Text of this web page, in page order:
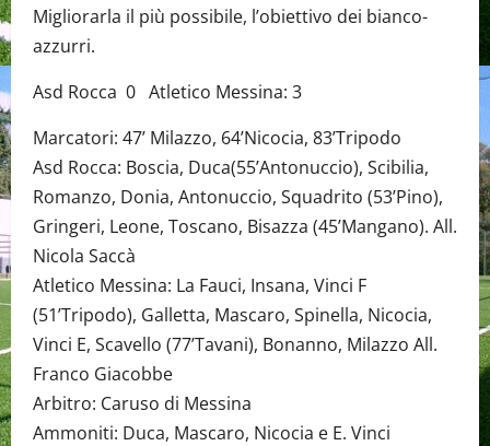
Migliorarla il più possibile, l’obiettivo dei bianco-
azzurri.
Asd Rocca 0 Atletico Messina: 3
Marcatori: 47’ Milazzo, 64’Nicocia, 83’Tripodo
Asd Rocca: Boscia, Duca(55’Antonuccio), Scibilia,
Romanzo, Donia, Antonuccio, Squadrito (53’Pino),
Gringeri, Leone, Toscano, Bisazza (45’Mangano). All.
Nicola Saccà
Atletico Messina: La Fauci, Insana, Vinci F
(51’Tripodo), Galletta, Mascaro, Spinella, Nicocia,
Vinci E, Scavello (77’Tavani), Bonanno, Milazzo All.
Franco Giacobbe
Arbitro: Caruso di Messina
Ammoniti: Duca, Mascaro, Nicocia e E. Vinci